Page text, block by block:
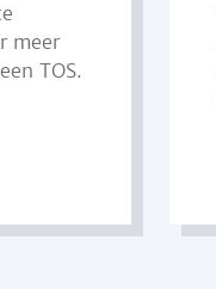
meer
TOS.